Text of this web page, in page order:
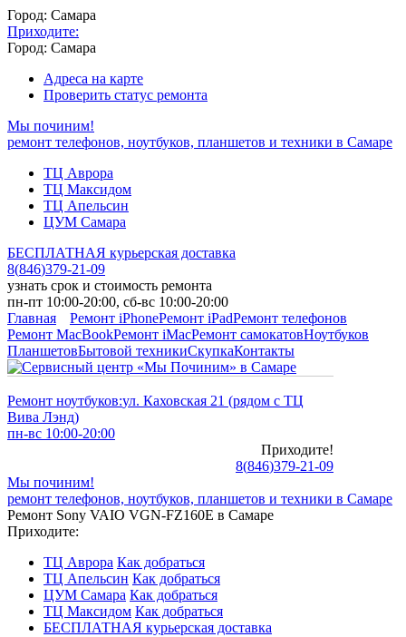
Город: Самара
Приходите:
Город: Самара
Адреса на карте
Проверить статус ремонта
Мы починим!
ремонт телефонов, ноутбуков, планшетов и техники в Самаре
ТЦ Аврора
ТЦ Максидом
ТЦ Апельсин
ЦУМ Самара
БЕСПЛАТНАЯ курьерская доставка
8(846)379-21-09
узнать срок и стоимость ремонта
пн-пт 10:00-20:00, сб-вс 10:00-20:00
Главная
Ремонт iPhoneРемонт iPadРемонт телефонов
Ремонт MacBookРемонт iMacРемонт самокатовНоутбуков
ПланшетовБытовой техникиСкупкаКонтакты
Ремонт ноутбуков:ул. Каховская 21 (рядом с ТЦ
Вива Лэнд)
пн-вс 10:00-20:00
Приходите!
8(846)379-21-09
Мы починим!
ремонт телефонов, ноутбуков, планшетов и техники в Самаре
Ремонт Sony VAIO VGN-FZ160E в Самаре
Приходите:
ТЦ Аврора Как добраться
ТЦ Апельсин Как добраться
ЦУМ Самара Как добраться
ТЦ Максидом Как добраться
БЕСПЛАТНАЯ курьерская доставка